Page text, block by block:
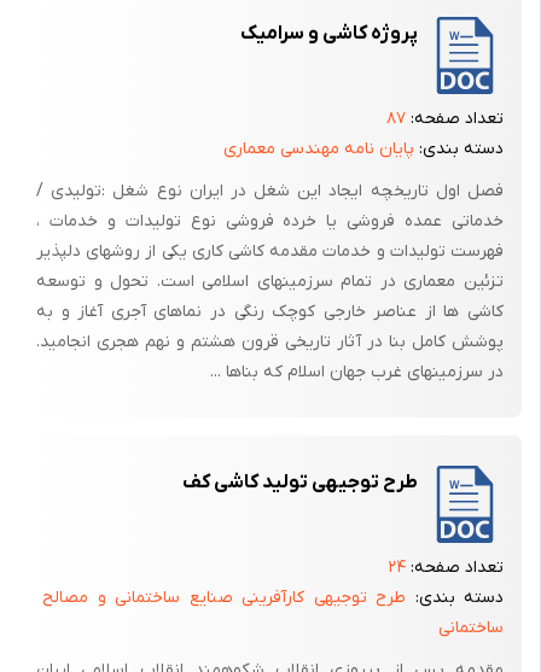
پروژه کاشی و سرامیک
تعداد صفحه: ۸۷
دسته بندی: پایان نامه مهندسی معماری
فصل اول تاریخچه ایجاد این شغل در ایران نوع شغل :تولیدی /
خدماتی عمده فروشی یا خرده فروشی نوع تولیدات و خدمات ،
فهرست تولیدات و خدمات مقدمه کاشی کاری یکی از روشهای دلپذیر
تزئین معماری در تمام سرزمینهای اسلامی است. تحول و توسعه
کاشی ها از عناصر خارجی کوچک رنگی در نماهای آجری آغاز و به
پوشش کامل بنا در آثار تاریخی قرون هشتم و نهم هجری انجامید.
در سرزمینهای غرب جهان اسلام که بناها ...
طرح توجیهی تولید کاشی کف
تعداد صفحه: ۲۴
دسته بندی: طرح توجیهی کارآفرینی صنایع ساختمانی و مصالح
ساختمانی